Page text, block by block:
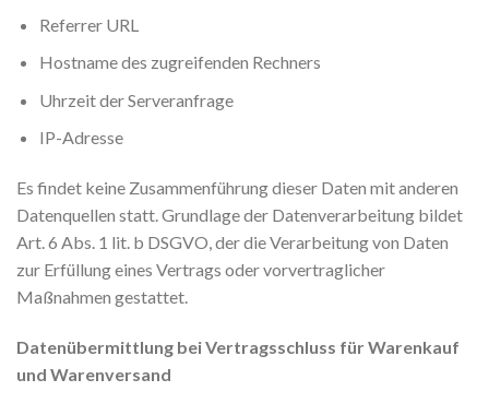
Referrer URL
Hostname des zugreifenden Rechners
Uhrzeit der Serveranfrage
IP-Adresse
Es findet keine Zusammenführung dieser Daten mit anderen
Datenquellen statt. Grundlage der Datenverarbeitung bildet
Art. 6 Abs. 1 lit. b DSGVO, der die Verarbeitung von Daten
zur Erfüllung eines Vertrags oder vorvertraglicher
Maßnahmen gestattet.
Datenübermittlung bei Vertragsschluss für Warenkauf
und Warenversand